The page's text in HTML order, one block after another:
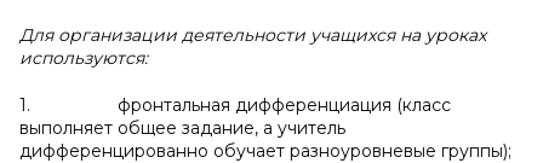
Для организации деятельности учащихся на уроках
используются:
1. фронтальная дифференциация (класс
выполняет общее задание, а учитель
дифференцированно обучает разноуровневые группы);